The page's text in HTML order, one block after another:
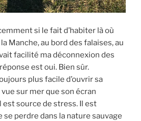
si le fait d’habiter là où
Manche, au bord des falaises, au
facilité ma déconnexion des
est oui. Bien sûr.
plus facile d’ouvrir sa
sur mer que son écran
est source de stress. Il est
se perdre dans la nature sauvage